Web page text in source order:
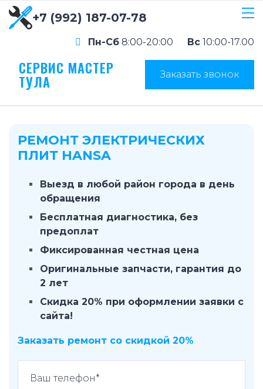
+7 (992) 187-07-78
Пн-Сб 8:00-20:00 Вс 10:00-17.00
СЕРВИС МАСТЕР
ТУЛА Заказать звонок
РЕМОНТ ЭЛЕКТРИЧЕСКИХ
ПЛИТ HANSA
Выезд в любой район города в день
обращения
Бесплатная диагностика, без
предоплат
Фиксированная честная цена
Оригинальные запчасти, гарантия до
2 лет
Скидка 20% при оформлении заявки с
сайта!
Заказать ремонт со скидкой 20%